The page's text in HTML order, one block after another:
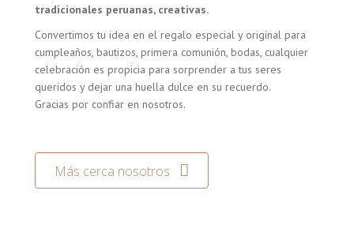
tradicionales peruanas, creativas.
Convertimos tu idea en el regalo especial y original para
cumpleaños, bautizos, primera comunión, bodas, cualquier
celebración es propicia para sorprender a tus seres
queridos y dejar una huella dulce en su recuerdo.
Gracias por confiar en nosotros.
Más cerca nosotros